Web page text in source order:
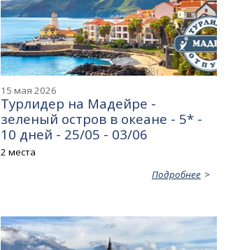
15 мая 2026
Турлидер на Мадейре -
зеленый остров в океане - 5* -
10 дней - 25/05 - 03/06
2 места
Подробнее